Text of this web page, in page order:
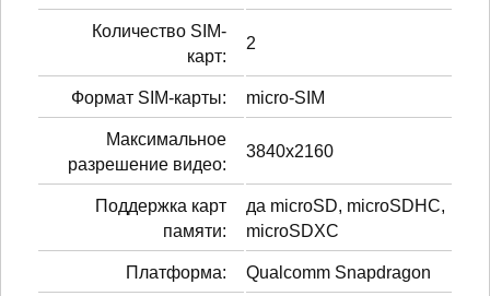
Количество SIM-
карт:
2
Формат SIM-карты: micro-SIM
Максимальное
разрешение видео:
3840x2160
Поддержка карт
памяти:
да microSD, microSDHC,
microSDXC
Платформа: Qualcomm Snapdragon